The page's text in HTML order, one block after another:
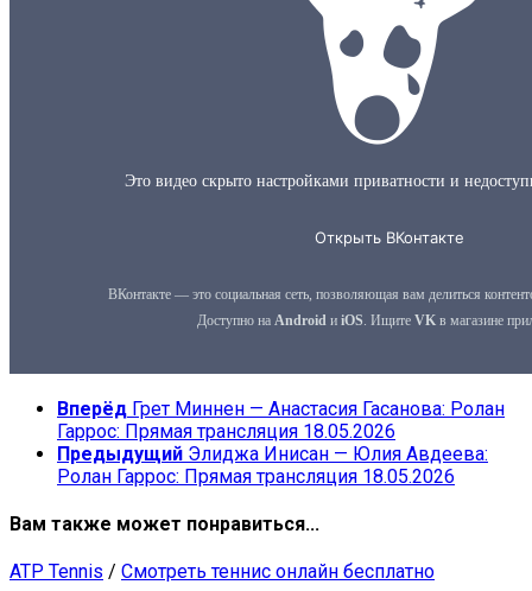
Вперёд Грет Миннен — Анастасия Гасанова: Ролан
Гаррос: Прямая трансляция 18.05.2026
Предыдущий Элиджа Инисан — Юлия Авдеева:
Ролан Гаррос: Прямая трансляция 18.05.2026
Вам также может понравиться...
ATP Tennis / Смотреть теннис онлайн бесплатно